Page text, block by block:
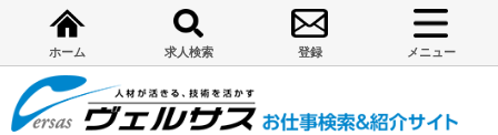
ホーム 求人検索 登録 メニュー